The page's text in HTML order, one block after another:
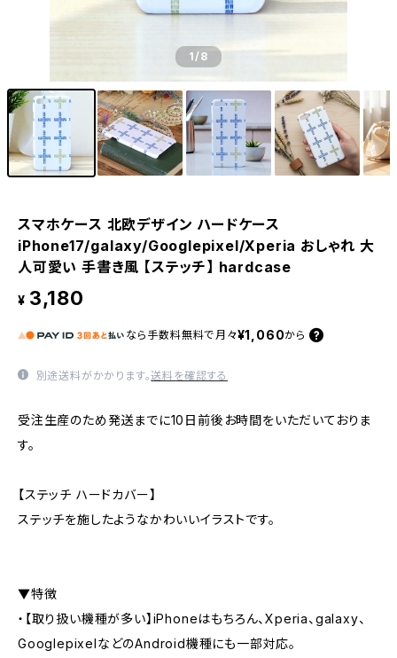
1/8
スマホケース 北欧デザイン ハードケース
iPhone17/galaxy/Googlepixel/Xperia おしゃれ 大
人可愛い 手書き風 【ステッチ】 hardcase
¥ 3,180
なら 手数料無料で 月々¥1,060から
別途送料がかかります。送料を確認する
受注生産のため発送までに10日前後お時間をいただいておりま
す。
【ステッチ ハードカバー】
ステッチを施したようなかわいいイラストです。
▼特徴
・【取り扱い機種が多い】iPhoneはもちろん、Xperia、galaxy、
GooglepixelなどのAndroid機種にも一部対応。